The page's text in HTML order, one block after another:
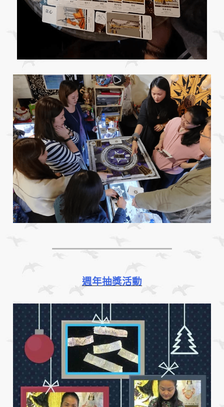
週年抽獎活動